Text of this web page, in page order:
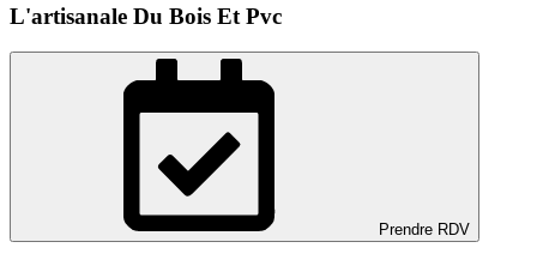
L'artisanale Du Bois Et Pvc
Prendre RDV